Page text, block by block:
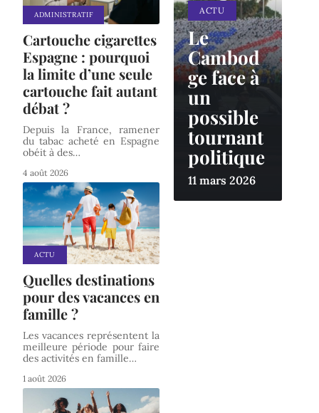
ADMINISTRATIF
Cartouche cigarettes
Espagne : pourquoi
la limite d’une seule
cartouche fait autant
débat ?
Depuis la France, ramener
du tabac acheté en Espagne
obéit à des…
4 août 2026
ACTU
Quelles destinations
pour des vacances en
famille ?
Les vacances représentent la
meilleure période pour faire
des activités en famille…
1 août 2026
ACTU
Le
Cambod
ge face à
un
possible
tournant
politique
11 mars 2026